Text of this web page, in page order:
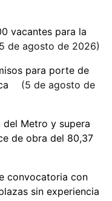
vacantes para la
5 de agosto de 2026
para porte de
5 de agosto de
del Metro y supera
de obra del 80,37
convocatoria con
sin experiencia